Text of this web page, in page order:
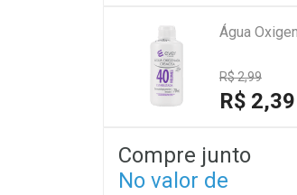
Água
R$ 2,99
R$ 2,39
Compre junto
No valor de